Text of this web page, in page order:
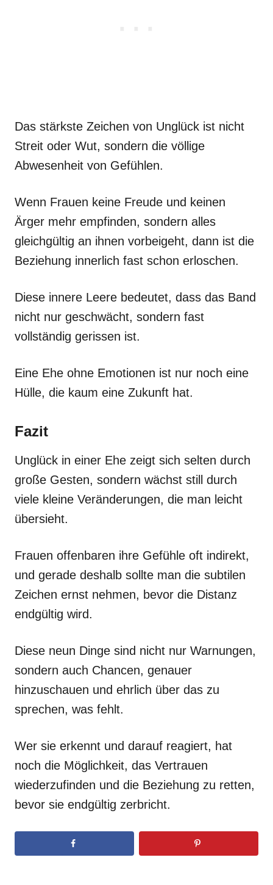
Das stärkste Zeichen von Unglück ist nicht
Streit oder Wut, sondern die völlige
Abwesenheit von Gefühlen.
Wenn Frauen keine Freude und keinen
Ärger mehr empfinden, sondern alles
gleichgültig an ihnen vorbeigeht, dann ist die
Beziehung innerlich fast schon erloschen.
Diese innere Leere bedeutet, dass das Band
nicht nur geschwächt, sondern fast
vollständig gerissen ist.
Eine Ehe ohne Emotionen ist nur noch eine
Hülle, die kaum eine Zukunft hat.
Fazit
Unglück in einer Ehe zeigt sich selten durch
große Gesten, sondern wächst still durch
viele kleine Veränderungen, die man leicht
übersieht.
Frauen offenbaren ihre Gefühle oft indirekt,
und gerade deshalb sollte man die subtilen
Zeichen ernst nehmen, bevor die Distanz
endgültig wird.
Diese neun Dinge sind nicht nur Warnungen,
sondern auch Chancen, genauer
hinzuschauen und ehrlich über das zu
sprechen, was fehlt.
Wer sie erkennt und darauf reagiert, hat
noch die Möglichkeit, das Vertrauen
wiederzufinden und die Beziehung zu retten,
bevor sie endgültig zerbricht.